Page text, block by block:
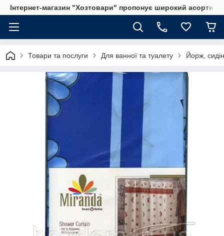
Інтернет-магазин "Хозтовари" пропонує широкий
Товари та послуги Для ванної та туалету Йорж,